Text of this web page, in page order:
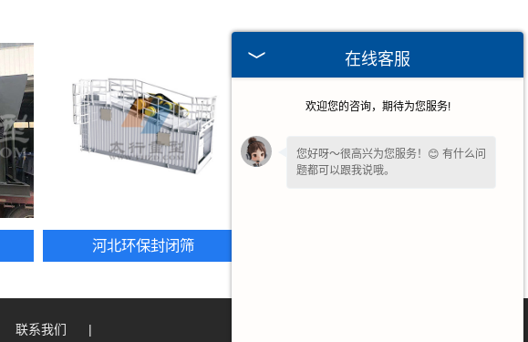
河北环保封闭筛
联系我们 |
在线客服
欢迎您的咨询，期待为您服务!
您好呀～很高兴为您服务！😊 有什么问
题都可以跟我说哦。